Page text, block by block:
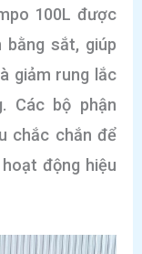
100L được
bằng sắt, giúp
giảm rung lắc
Các bộ phận
chắc chắn để
động hiệu